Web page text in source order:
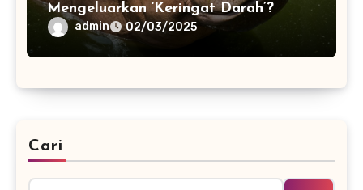
Mengeluarkan ‘Keringat Darah’?
admin 02/03/2025
Cari